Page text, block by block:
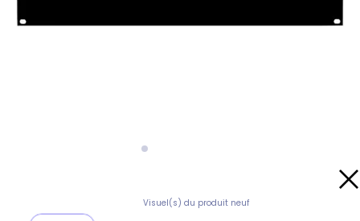
Visuel(s) du produit neuf